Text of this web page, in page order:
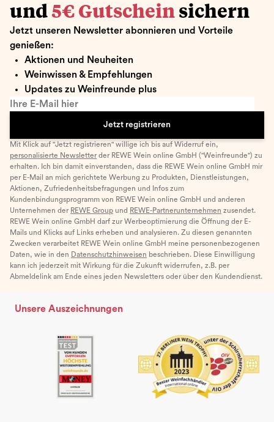
und 5€ Gutschein sichern
Jetzt unseren Newsletter abonnieren und Vorteile
genießen:
Aktionen und Neuheiten
Weinwissen & Empfehlungen
Updates zu Weinfreunde plus
Ihre E-Mail hier
Jetzt registrieren
Mit Klick auf "Jetzt registrieren" willige ich bis auf Widerruf ein,
personalisierte Newsletter der REWE Wein online GmbH ("Weinfreunde") zu
erhalten. Ich bin damit einverstanden, dass die REWE Wein online GmbH mir
per E-Mail an mich gerichtete Werbung zu Produkten, Dienstleistungen,
Aktionen, Zufriedenheitsbefragungen und Infos zum
Kundenbindungsprogramm von REWE Wein online GmbH und anderen
Unternehmen der REWE Group und REWE-Partnerunternehmen zusendet.
REWE Wein online GmbH darf zur Werbeoptimierung die Öffnung der E-
Mails und Klicks auf Links erheben und analysieren. Zu diesen genannten
Zwecken verarbeitet REWE Wein online GmbH meine personenbezogenen
Daten, wie in den Datenschutzhinweisen beschrieben. Diese Einwilligung
kann ich jederzeit mit Wirkung für die Zukunft widerrufen, z.B. per
Abmeldelink am Ende eines jeden Newsletters oder über den Kundendienst.
Unsere Auszeichnungen